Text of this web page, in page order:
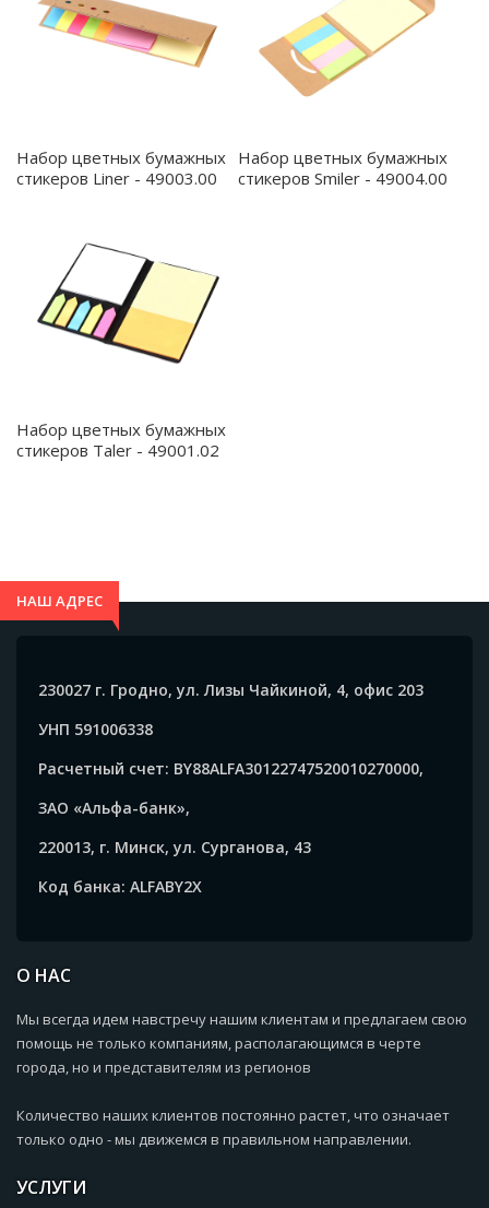
Набор цветных бумажных
стикеров Liner - 49003.00
Набор цветных бумажных
стикеров Smiler - 49004.00
Набор цветных бумажных
стикеров Taler - 49001.02
НАШ АДРЕС
230027 г. Гродно, ул. Лизы Чайкиной, 4, офис 203
УНП 591006338
Расчетный счет: BY88ALFA30122747520010270000,
ЗАО «Альфа-банк»,
220013, г. Минск, ул. Сурганова, 43
Код банка: ALFABY2X
О НАС
Мы всегда идем навстречу нашим клиентам и предлагаем свою
помощь не только компаниям, располагающимся в черте
города, но и представителям из регионов
Количество наших клиентов постоянно растет, что означает
только одно - мы движемся в правильном направлении.
УСЛУГИ